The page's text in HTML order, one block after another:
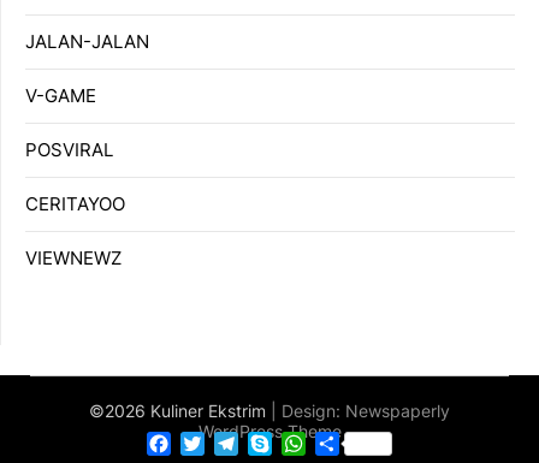
JALAN-JALAN
V-GAME
POSVIRAL
CERITAYOO
VIEWNEWZ
©2026 Kuliner Ekstrim | Design: Newspaperly
WordPress Theme
Facebook
TwitterTelegram
SkypeWhatsApp
Share